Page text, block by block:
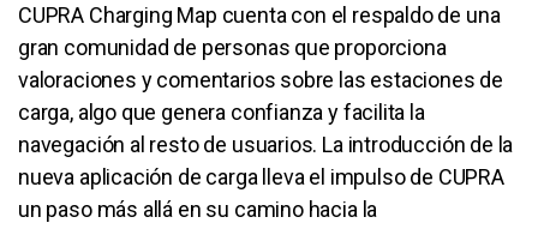
CUPRA Charging Map cuenta con el respaldo de una
gran comunidad de personas que proporciona
valoraciones y comentarios sobre las estaciones de
carga, algo que genera confianza y facilita la
navegación al resto de usuarios. La introducción de la
nueva aplicación de carga lleva el impulso de CUPRA
un paso más allá en su camino hacia la